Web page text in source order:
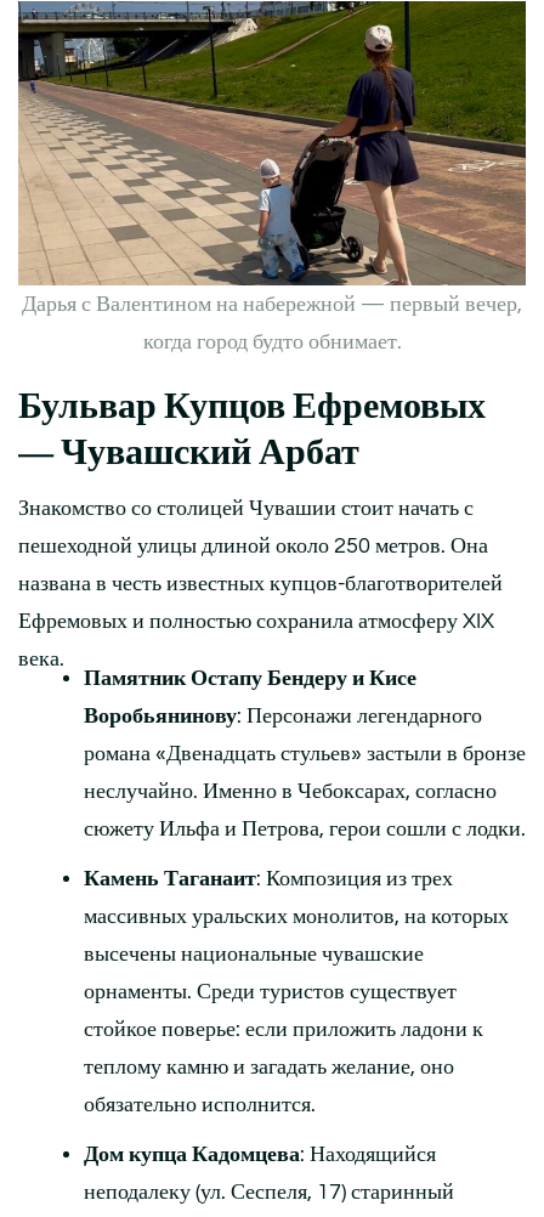
Дарья с Валентином на набережной — первый вечер,
когда город будто обнимает.
Бульвар Купцов Ефремовых
— Чувашский Арбат
Знакомство со столицей Чувашии стоит начать с
пешеходной улицы длиной около 250 метров. Она
названа в честь известных купцов-благотворителей
Ефремовых и полностью сохранила атмосферу XIX
века.
Памятник Остапу Бендеру и Кисе
Воробьянинову: Персонажи легендарного
романа «Двенадцать стульев» застыли в бронзе
неслучайно. Именно в Чебоксарах, согласно
сюжету Ильфа и Петрова, герои сошли с лодки.
Камень Таганаит: Композиция из трех
массивных уральских монолитов, на которых
высечены национальные чувашские
орнаменты. Среди туристов существует
стойкое поверье: если приложить ладони к
теплому камню и загадать желание, оно
обязательно исполнится.
Дом купца Кадомцева: Находящийся
неподалеку (ул. Сеспеля, 17) старинный